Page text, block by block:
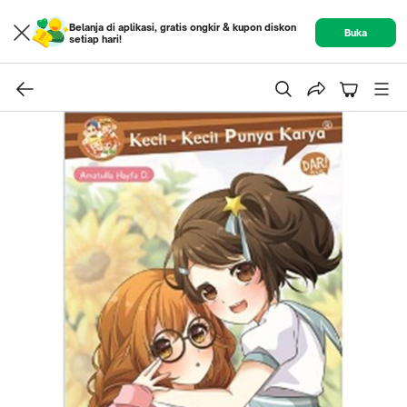
Belanja di aplikasi, gratis ongkir & kupon diskon
setiap hari!
Buka